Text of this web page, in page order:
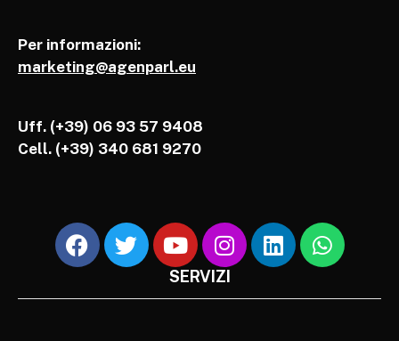
Per informazioni:
marketing@agenparl.eu
Uff. (+39) 06 93 57 9408
Cell. (+39) 340 681 9270
SERVIZI